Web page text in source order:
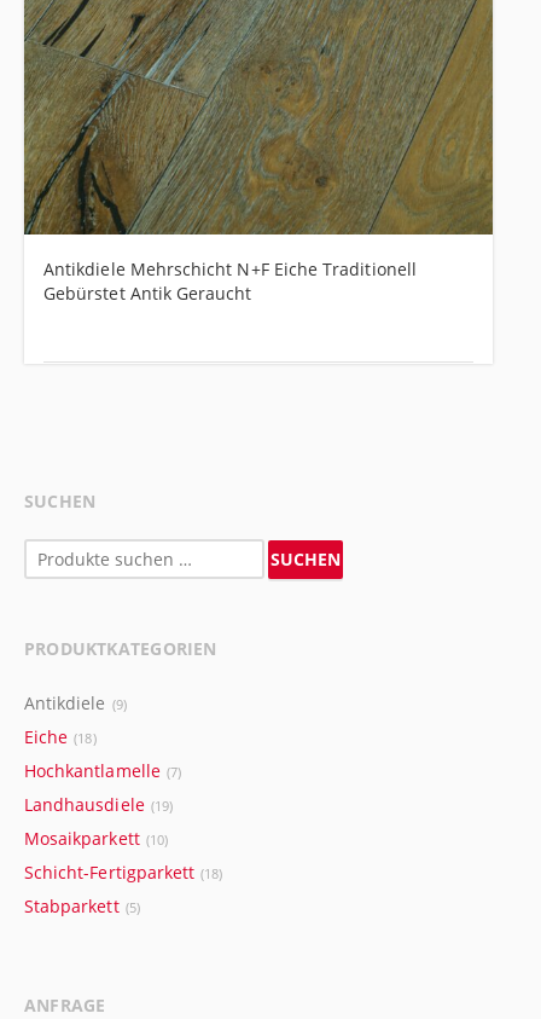
Antikdiele Mehrschicht N+F Eiche Traditionell
Gebürstet Antik Geraucht
SUCHEN
Suchen
nach:
SUCHEN
PRODUKTKATEGORIEN
Antikdiele (9)
Eiche (18)
Hochkantlamelle (7)
Landhausdiele (19)
Mosaikparkett (10)
Schicht-Fertigparkett (18)
Stabparkett (5)
ANFRAGE